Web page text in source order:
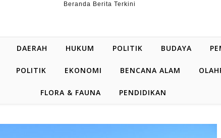
Beranda Berita Terkini
DAERAH HUKUM POLITIK BUDAYA
POLITIK EKONOMI BENCANA ALAM
FLORA & FAUNA PENDIDIKAN